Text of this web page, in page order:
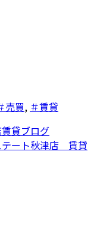
売買, ＃賃貸
貸ブログ
ート秋津店 賃貸